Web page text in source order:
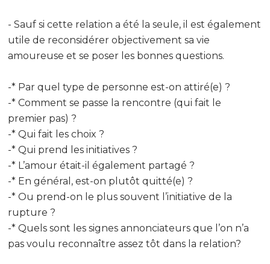
- Sauf si cette relation a été la seule, il est également
utile de reconsidérer objectivement sa vie
amoureuse et se poser les bonnes questions.
-* Par quel type de personne est-on attiré(e) ?
-* Comment se passe la rencontre (qui fait le
premier pas) ?
-* Qui fait les choix ?
-* Qui prend les initiatives ?
-* L’amour était-il également partagé ?
-* En général, est-on plutôt quitté(e) ?
-* Ou prend-on le plus souvent l’initiative de la
rupture ?
-* Quels sont les signes annonciateurs que l’on n’a
pas voulu reconnaître assez tôt dans la relation?